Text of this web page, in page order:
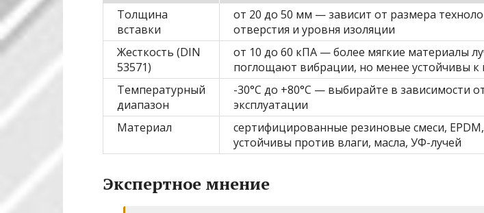
Толщина
вставки
от 20 до 50 мм — зависит от размера
отверстия и уровня изоляции
Жесткость (DIN
53571)
от 10 до 60 кПА — более мягкие материалы
поглощают вибрации, но менее устойчивы к
Температурный
диапазон
-30°C до +80°C — выбирайте в зависимости
эксплуатации
Материал
сертифицированные резиновые смеси,
устойчивы против влаги, масла, УФ-лучей
Экспертное мнение